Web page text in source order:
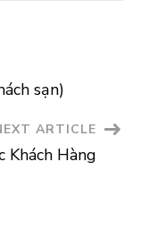
sạn)
ARTICLE
Khách Hàng